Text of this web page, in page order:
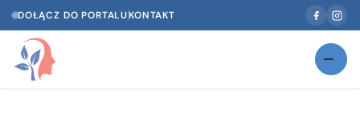
DOŁĄCZ DO PORTALUKONTAKT